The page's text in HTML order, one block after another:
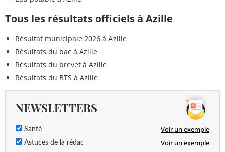
Tous les résultats officiels à Azille
Résultat municipale 2026 à Azille
Résultats du bac à Azille
Résultats du brevet à Azille
Résultats du BTS à Azille
NEWSLETTERS
Santé Voir un exemple
Astuces de la rédac Voir un exemple